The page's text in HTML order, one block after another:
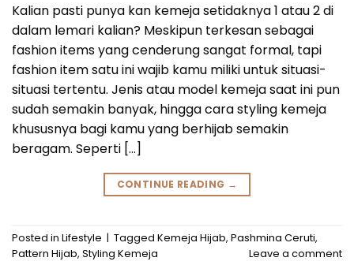
Kalian pasti punya kan kemeja setidaknya 1 atau 2 di
dalam lemari kalian? Meskipun terkesan sebagai
fashion items yang cenderung sangat formal, tapi
fashion item satu ini wajib kamu miliki untuk situasi-
situasi tertentu. Jenis atau model kemeja saat ini pun
sudah semakin banyak, hingga cara styling kemeja
khususnya bagi kamu yang berhijab semakin
beragam. Seperti […]
CONTINUE READING →
Posted in Lifestyle | Tagged Kemeja Hijab, Pashmina Ceruti,
Pattern Hijab, Styling Kemeja Leave a comment